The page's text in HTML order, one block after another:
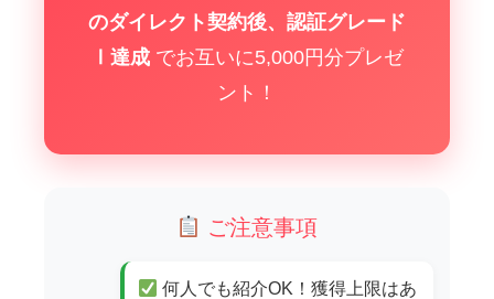
のダイレクト契約後、認証グレード
Ⅰ達成 でお互いに5,000円分プレゼ
ント！
ご注意事項
何人でも紹介OK！獲得上限はあ